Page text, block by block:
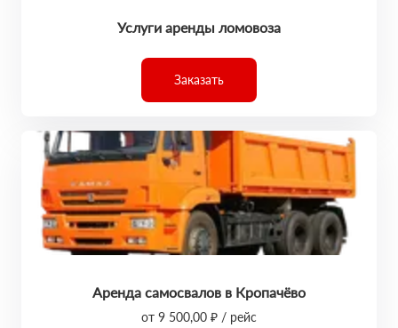
Услуги аренды ломовоза
Заказать
Аренда самосвалов в Кропачёво
от 9 500,00 ₽ / рейс